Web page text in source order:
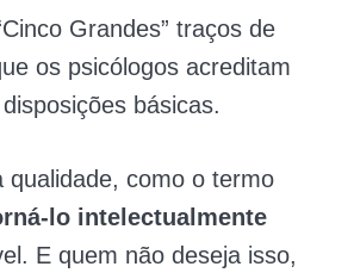
Grandes” traços de
os psicólogos acreditam
básicas.
qualidade, como o termo
lo intelectualmente
E quem não deseja isso,